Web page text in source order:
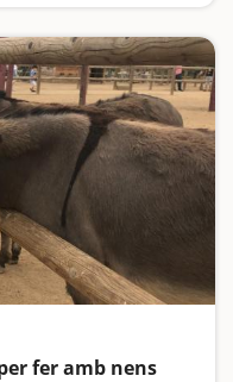
fer amb nens